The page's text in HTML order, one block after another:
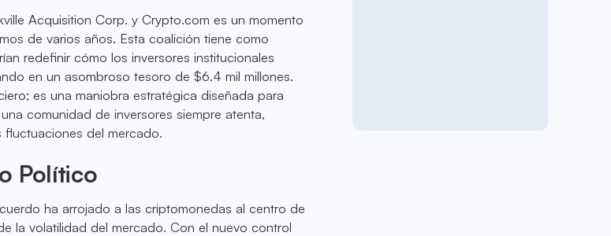
Acquisition Corp. y Crypto.com es un momento
de varios años. Esta coalición tiene como
redefinir cómo los inversores institucionales
en un asombroso tesoro de $6.4 mil millones.
es una maniobra estratégica diseñada para
comunidad de inversores siempre atenta,
fluctuaciones del mercado.
Político
ha arrojado a las criptomonedas al centro de
la volatilidad del mercado. Con el nuevo control